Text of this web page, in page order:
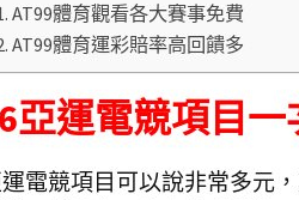
AT99體育觀看各大賽事免費
AT99體育運彩賠率高回饋多
亞運電競項目一
運電競項目可以說非常多元